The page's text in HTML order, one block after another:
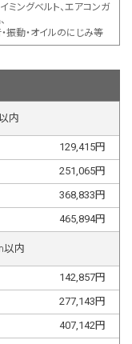
ミングベルト、エアコンガ
振動・オイルのにじみ等
内
129,415円
251,065円
368,833 円
465,894円
以内
142,857円
277,143 円
407,142 円